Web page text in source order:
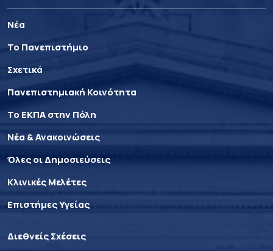
Νέα
Το Πανεπιστήμιο
Σχετικά
Πανεπιστημιακή Κοινότητα
Το ΕΚΠΑ στην Πόλη
Νέα & Ανακοινώσεις
Όλες οι Δημοσιεύσεις
Κλινικές Μελέτες
Επιστήμες Υγείας
Διεθνείς Σχέσεις